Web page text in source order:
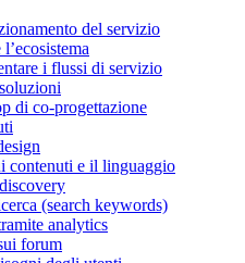
del servizio
i flussi di servizio
di co-progettazione
contenuti e il linguaggio
(search keywords)
analytics
forum